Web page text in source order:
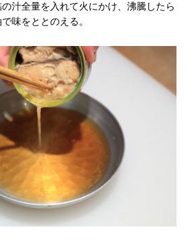
汁全量を入れて火にかけ、沸騰したら
味をととのえる。